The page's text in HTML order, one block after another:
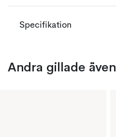
Specifikation
Andra gillade även